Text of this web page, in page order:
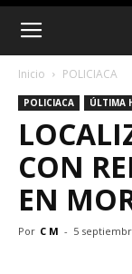
Inicio POLICIACA
POLICIACA ÚLTIMA
CON
EN
Por C M - 5